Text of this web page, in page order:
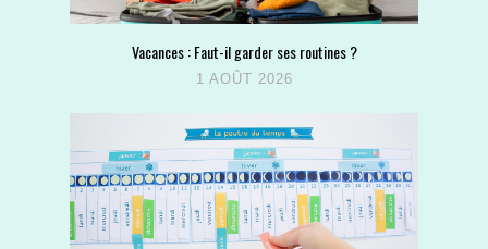
Vacances : Faut-il garder ses routines ?
1 AOÛT 2026